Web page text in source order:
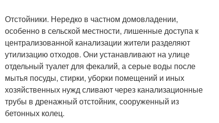
Отстойники. Нередко в частном домовладении,
особенно в сельской местности, лишенные доступа к
централизованной канализации жители разделяют
утилизацию отходов. Они устанавливают на улице
отдельный туалет для фекалий, а серые воды после
мытья посуды, стирки, уборки помещений и иных
хозяйственных нужд сливают через канализационные
трубы в дренажный отстойник, сооруженный из
бетонных колец.